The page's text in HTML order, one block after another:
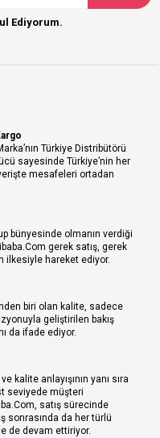
Ediyorum.
Türkiye Distribütörü
sayesinde Türkiye’nin her
mesafeleri ortadan
bünyesinde olmanın verdiği
gerek satış, gerek
ilkesiyle hareket ediyor.
biri olan kalite, sadece
geliştirilen bakış
da ifade ediyor.
kalite anlayışının yanı sıra
seviyede müşteri
satış sürecinde
sonrasında da her türlü
de devam ettiriyor.